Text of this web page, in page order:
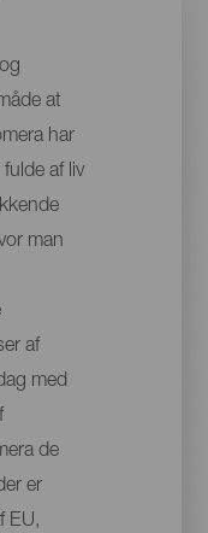
at
har
af liv
man
af
med
de
er
EU,